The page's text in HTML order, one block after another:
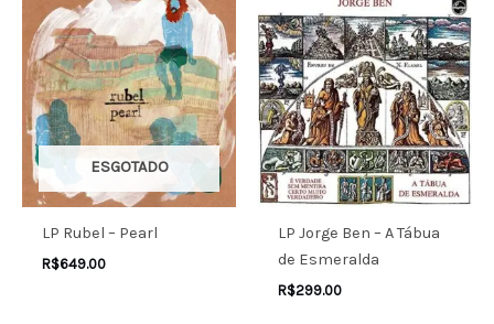
ESGOTADO
LP Rubel – Pearl
R$649.00
LP Jorge Ben – A Tábua
de Esmeralda
R$299.00